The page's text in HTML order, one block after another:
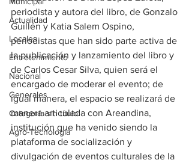
Actualidad
Locales
Entretenimiento
Nacional
Generales
Categoría sin título
Agro-Tecnología
periodista y autora del libro, de Gonzalo
Guillén y Katia Salem Ospino,
periodistas que han sido parte activa de
la publicación y lanzamiento del libro y
de Carlos Cesar Silva, quien será el
encargado de moderar el evento; de
igual manera, el espacio se realizará de
manera articulada con Areandina,
institución que ha venido siendo la
plataforma de socialización y
divulgación de eventos culturales de la